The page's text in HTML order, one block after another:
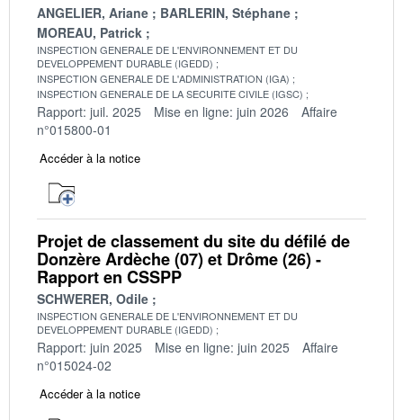
ANGELIER, Ariane
BARLERIN, Stéphane
MOREAU, Patrick
INSPECTION GENERALE DE L'ENVIRONNEMENT ET DU
DEVELOPPEMENT DURABLE (IGEDD)
INSPECTION GENERALE DE L'ADMINISTRATION (IGA)
INSPECTION GENERALE DE LA SECURITE CIVILE (IGSC)
Rapport: juil. 2025 Mise en ligne: juin 2026
Affaire
n°015800-01
Accéder à la notice
Projet de classement du site du défilé de
Donzère Ardèche (07) et Drôme (26) -
Rapport en CSSPP
SCHWERER, Odile
INSPECTION GENERALE DE L'ENVIRONNEMENT ET DU
DEVELOPPEMENT DURABLE (IGEDD)
Rapport: juin 2025 Mise en ligne: juin 2025
Affaire
n°015024-02
Accéder à la notice